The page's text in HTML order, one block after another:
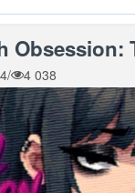
/ 4 038